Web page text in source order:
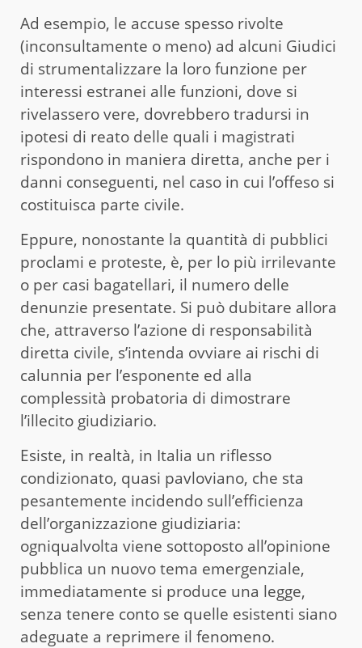
Ad esempio, le accuse spesso rivolte
(inconsultamente o meno) ad alcuni Giudici
di strumentalizzare la loro funzione per
interessi estranei alle funzioni, dove si
rivelassero vere, dovrebbero tradursi in
ipotesi di reato delle quali i magistrati
rispondono in maniera diretta, anche per i
danni conseguenti, nel caso in cui l’offeso si
costituisca parte civile.
Eppure, nonostante la quantità di pubblici
proclami e proteste, è, per lo più irrilevante
o per casi bagatellari, il numero delle
denunzie presentate. Si può dubitare allora
che, attraverso l’azione di responsabilità
diretta civile, s’intenda ovviare ai rischi di
calunnia per l’esponente ed alla
complessità probatoria di dimostrare
l’illecito giudiziario.
Esiste, in realtà, in Italia un riflesso
condizionato, quasi pavloviano, che sta
pesantemente incidendo sull’efficienza
dell’organizzazione giudiziaria:
ogniqualvolta viene sottoposto all’opinione
pubblica un nuovo tema emergenziale,
immediatamente si produce una legge,
senza tenere conto se quelle esistenti siano
adeguate a reprimere il fenomeno.